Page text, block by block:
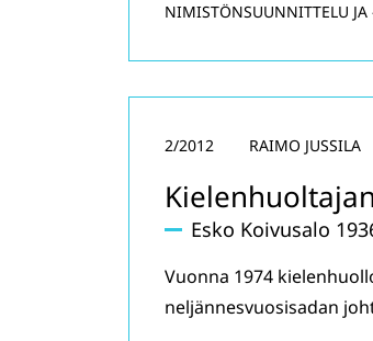
NIMISTÖNSUUNNITTELU JA
Esko Koivusalo
2/2012 RAIMO JUSSILA
Vuonna 1974
neljännesvuosisadan